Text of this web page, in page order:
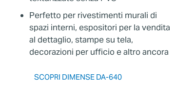
Perfetto per rivestimenti murali di
spazi interni, espositori per la vendita
al dettaglio, stampe su tela,
decorazioni per ufficio e altro ancora
SCOPRI DIMENSE DA-640